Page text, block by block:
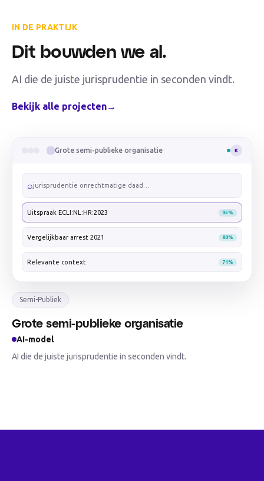
IN DE PRAKTIJK
Dit bouwden we al.
AI die de juiste jurisprudentie in seconden vindt.
Bekijk alle projecten→
Grote semi-publieke organisatie K
⌕jurisprudentie onrechtmatige daad…
Uitspraak ECLI:NL:HR:2023 95%
Vergelijkbaar arrest 2021 83%
Relevante context 71%
Semi-Publiek
Grote semi-publieke organisatie
AI-model
AI die de juiste jurisprudentie in seconden vindt.